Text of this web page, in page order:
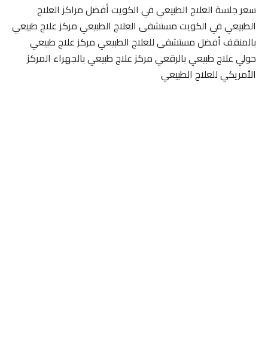
سعر جلسة العلاج الطبيعي في الكويت أفضل مراكز العلاج
الطبيعي في الكويت مستشفى العلاج الطبيعي مركز علاج طبيعي
بالمنقف أفضل مستشفى للعلاج الطبيعي مركز علاج طبيعي
حولي علاج طبيعي بالرقعي مركز علاج طبيعي بالجهراء المركز
الأمريكي للعلاج الطبيعي